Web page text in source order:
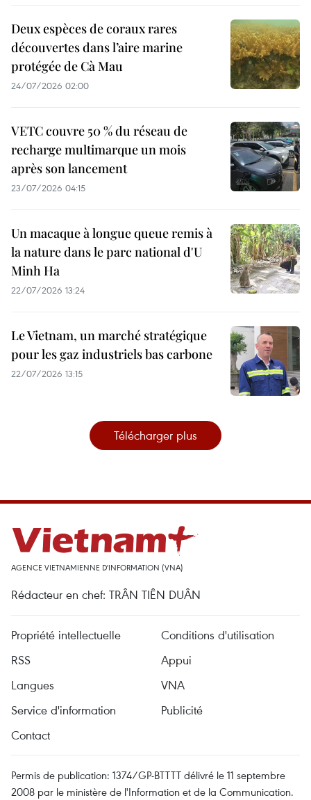
Deux espèces de coraux rares
découvertes dans l’aire marine
protégée de Cà Mau
24/07/2026 02:00
VETC couvre 50 % du réseau de
recharge multimarque un mois
après son lancement
23/07/2026 04:15
Un macaque à longue queue remis à
la nature dans le parc national d'U
Minh Ha
22/07/2026 13:24
Le Vietnam, un marché stratégique
pour les gaz industriels bas carbone
22/07/2026 13:15
Télécharger plus
AGENCE VIETNAMIENNE D'INFORMATION (VNA)
Rédacteur en chef: TRÂN TIÊN DUÂN
Propriété intellectuelle
Conditions d'utilisation
RSS
Appui
Langues
VNA
Service d'information
Publicité
Contact
Permis de publication: 1374/GP-BTTTT délivré le 11 septembre
2008 par le ministère de l'Information et de la Communication.